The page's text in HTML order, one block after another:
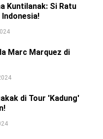
Kuntilanak: Si Ratu
Marc Marquez di
di Tour 'Kadung'